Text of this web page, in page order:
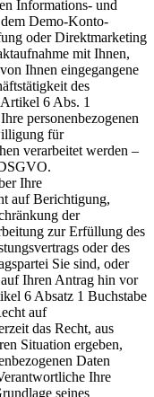
Informations- und
Demo-Konto-
oder Direktmarketing
mit Ihnen,
Ihnen eingegangene
des
6 Abs. 1
personenbezogenen
für
verarbeitet werden –
Ihre
auf Berichtigung,
der
zur Erfüllung des
oder des
Sie sind, oder
Ihren Antrag hin vor
6 Absatz 1 Buchstabe
auf
das Recht, aus
Situation ergeben,
Daten
Ihre
seines